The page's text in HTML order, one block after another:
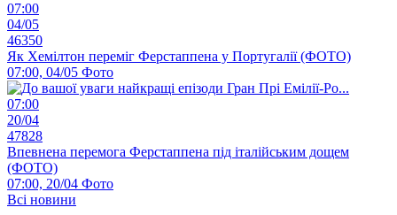
07:00
04/05
46350
Як Хемілтон переміг Ферстаппена у Португалії (ФОТО)
07:00, 04/05 Фото
07:00
20/04
47828
Впевнена перемога Ферстаппена під італійським дощем
(ФОТО)
07:00, 20/04 Фото
Всі новини